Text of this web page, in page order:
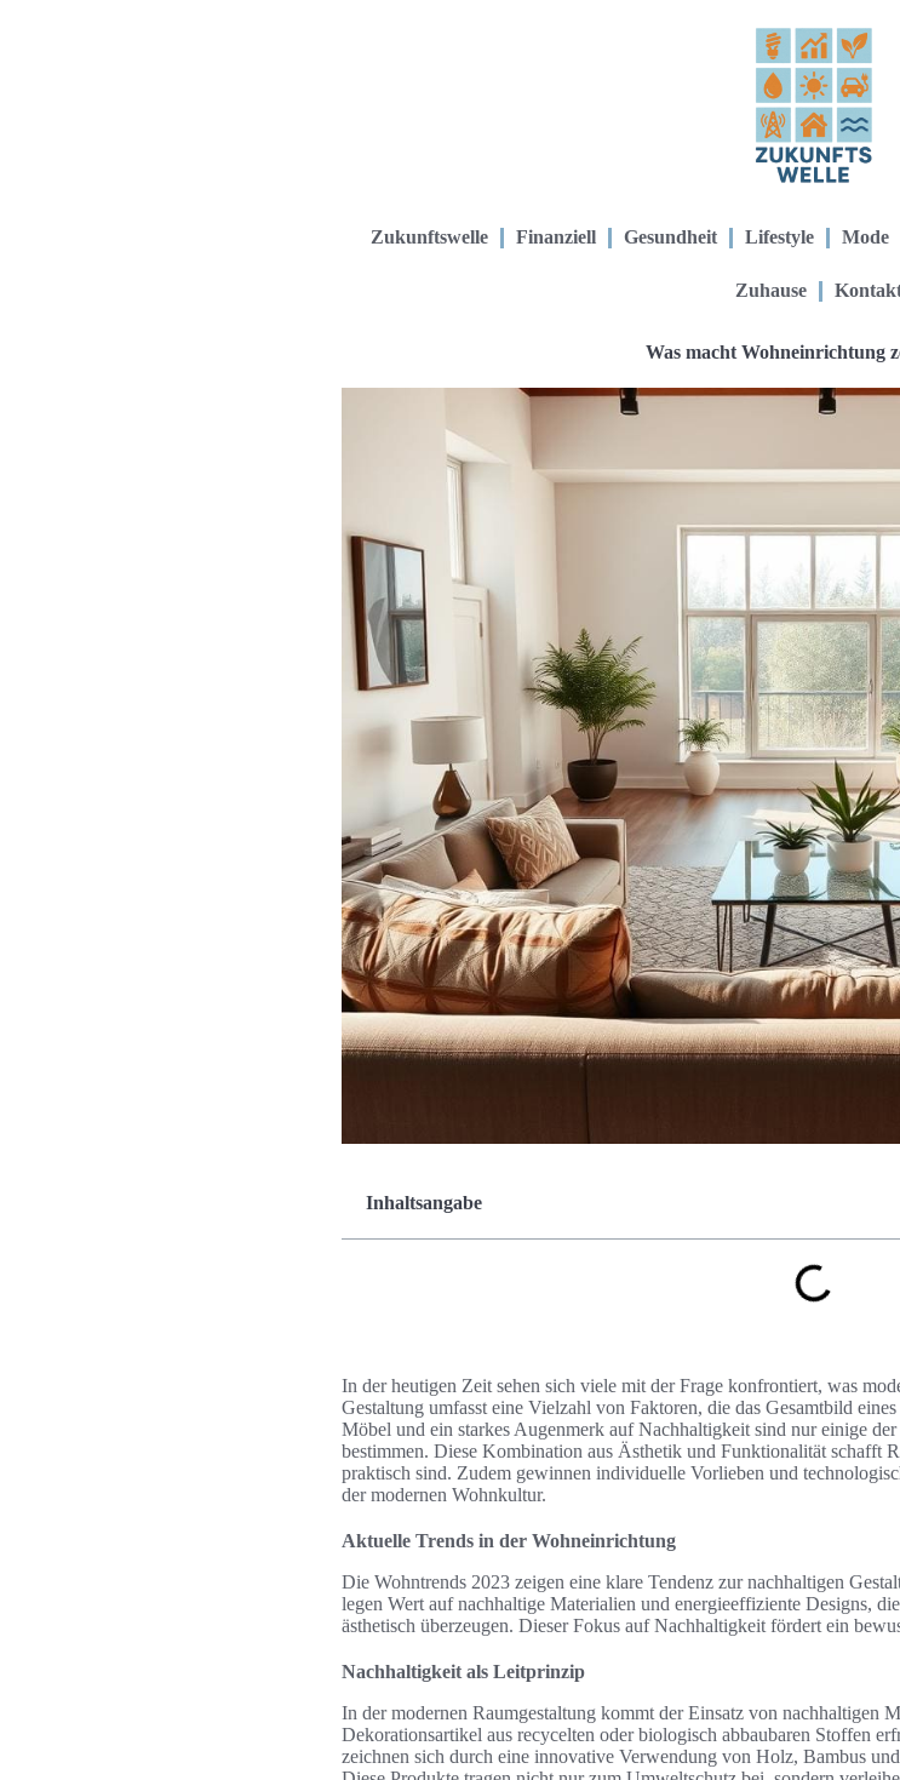
Zukunftswelle Finanziell Gesundheit Lifestyle Mode
Zuhause
Was macht Wohn­einrichtung
Inhaltsangabe
In der heutigen Zeit sehen sich viele mit der Frage konfrontiert, was
Gestaltung umfasst eine Vielzahl von Faktoren, die das Gesamtbild
Möbel und ein starkes Augenmerk auf Nachhaltigkeit sind nur einige
bestimmen. Diese Kombination aus Ästhetik und Funktionalität schafft
praktisch sind. Zudem gewinnen individuelle Vorlieben und
der modernen Wohnkultur.
Aktuelle Trends in der Wohn­einrichtung
Die Wohntrends 2023 zeigen eine klare Tendenz zur nachhaltigen
legen Wert auf nachhaltige Materialien und energieeffiziente Designs,
ästhetisch überzeugen. Dieser Fokus auf Nachhaltigkeit fördert ein
Nachhaltigkeit als Leitprinzip
In der modernen Raumgestaltung kommt der Einsatz von nachhaltigen
Dekorationsartikel aus recycelten oder biologisch abbaubaren Stoffen
zeichnen sich durch eine innovative Verwendung von Holz, Bambus